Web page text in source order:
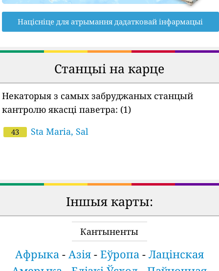
Націсніце для атрымання дадатковай інфармацыі
Станцыі на карце
Некаторыя з самых забруджаных станцый
кантролю якасці паветра: (1)
43 Sta Maria, Sal
Іншыя карты:
Кантыненты
Афрыка - Азія - Еўропа - Лацінская